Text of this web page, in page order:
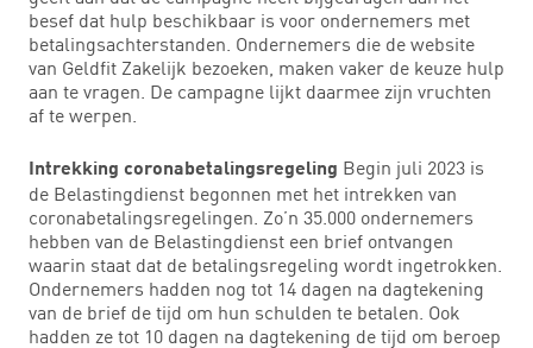
besef dat hulp beschikbaar is voor ondernemers met
betalingsachterstanden. Ondernemers die de website
van Geldfit Zakelijk bezoeken, maken vaker de keuze hulp
aan te vragen. De campagne lijkt daarmee zijn vruchten
af te werpen.
Intrekking coronabetalingsregeling Begin juli 2023 is
de Belastingdienst begonnen met het intrekken van
coronabetalingsregelingen. Zo’n 35.000 ondernemers
hebben van de Belastingdienst een brief ontvangen
waarin staat dat de betalingsregeling wordt ingetrokken.
Ondernemers hadden nog tot 14 dagen na dagtekening
van de brief de tijd om hun schulden te betalen. Ook
hadden ze tot 10 dagen na dagtekening de tijd om beroep